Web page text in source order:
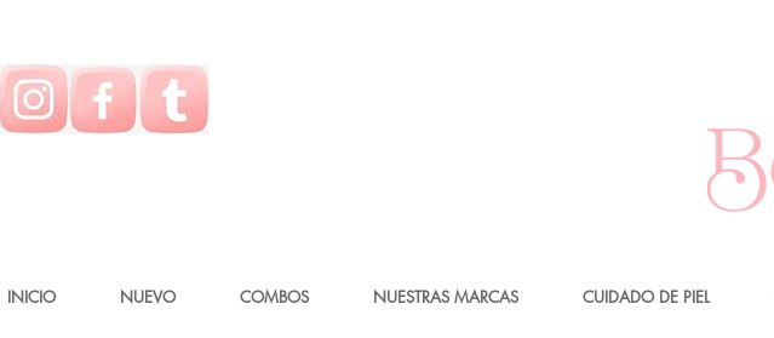
INICIO NUEVO COMBOS NUESTRAS MARCAS CUIDADO DE PIEL